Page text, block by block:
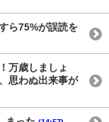
ら75%が誤読を
万歳しましょ
思わぬ出来事が